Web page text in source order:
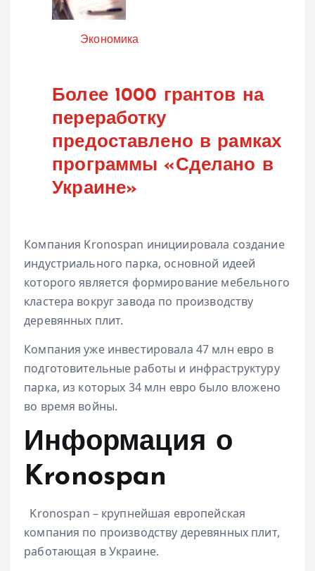
КатегорияЭкономика
Более 1000 грантов на
переработку
предоставлено в рамках
программы «Сделано в
Украине»
Компания Kronospan инициировала создание
индустриального парка, основной идеей
которого является формирование мебельного
кластера вокруг завода по производству
деревянных плит.
Компания уже инвестировала 47 млн евро в
подготовительные работы и инфраструктуру
парка, из которых 34 млн евро было вложено
во время войны.
Информация о
Kronospan
Kronospan – крупнейшая европейская
компания по производству деревянных плит,
работающая в Украине.